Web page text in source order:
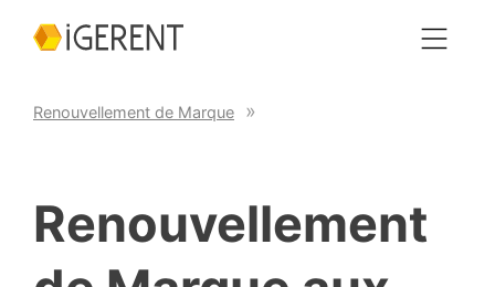
Renouvellement de Marque
Renouvellement